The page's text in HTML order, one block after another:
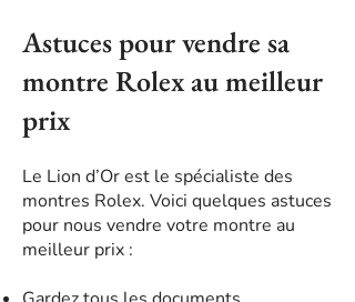
Astuces pour vendre sa
montre Rolex au meilleur
prix
Le Lion d’Or est le spécialiste des
montres Rolex. Voici quelques astuces
pour nous vendre votre montre au
meilleur prix :